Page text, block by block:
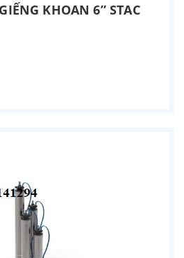
KHOAN 6” STAC